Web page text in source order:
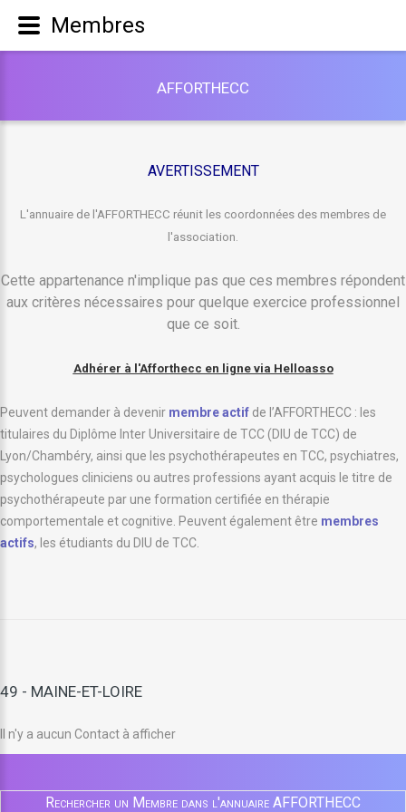
AFFORTHECC
AVERTISSEMENT
L'annuaire de l'AFFORTHECC réunit les coordonnées des membres de
l'association.
Cette appartenance n'implique pas que ces membres répondent
aux critères nécessaires pour quelque exercice professionnel
que ce soit.
Adhérer à l'Afforthecc en ligne via Helloasso
Peuvent demander à devenir membre actif de l’AFFORTHECC : les
titulaires du Diplôme Inter Universitaire de TCC (DIU de TCC) de
Lyon/Chambéry, ainsi que les psychothérapeutes en TCC, psychiatres,
psychologues cliniciens ou autres professions ayant acquis le titre de
psychothérapeute par une formation certifiée en thérapie
comportementale et cognitive. Peuvent également être membres
actifs, les étudiants du DIU de TCC.
49 - MAINE-ET-LOIRE
Il n'y a aucun Contact à afficher
Rechercher un Membre dans l'annuaire AFFORTHECC
Membres